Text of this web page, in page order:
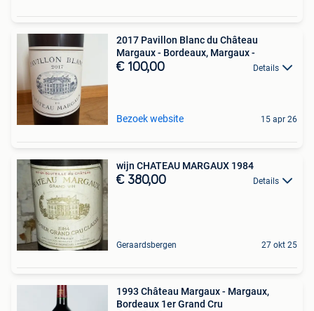
2017 Pavillon Blanc du Château
Margaux - Bordeaux, Margaux -
€ 100,00 Details
Bezoek website 15 apr 26
wijn CHATEAU MARGAUX 1984
€ 380,00 Details
Geraardsbergen 27 okt 25
1993 Château Margaux - Margaux,
Bordeaux 1er Grand Cru